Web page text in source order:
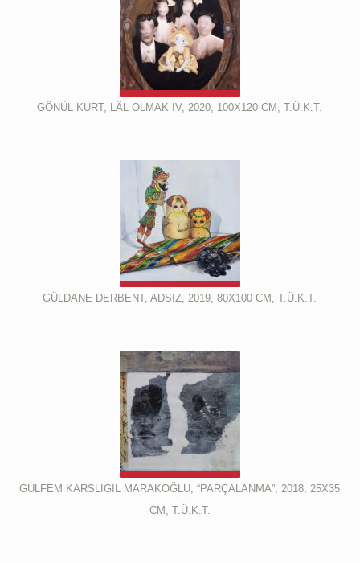
GÖNÜL KURT, LÂL OLMAK IV, 2020, 100X120 CM, T.Ü.K.T.
GÜLDANE DERBENT, ADSIZ, 2019, 80X100 CM, T.Ü.K.T.
GÜLFEM KARSLIGİL MARAKOĞLU, “PARÇALANMA”, 2018, 25X35
CM, T.Ü.K.T.